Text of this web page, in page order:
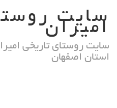
contentسایت
امیران
سایت روستای تاریخی
استان اصفهان